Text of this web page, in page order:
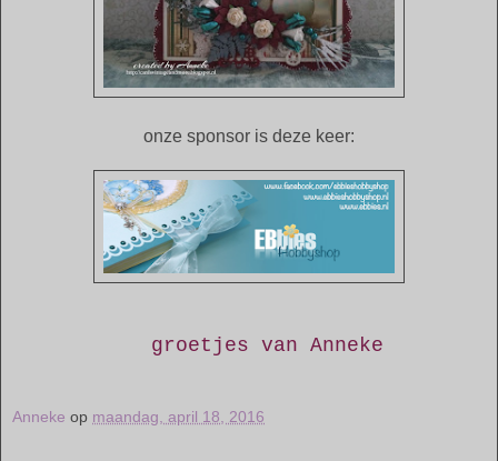
onze sponsor is deze keer:
groetjes van Anneke
Anneke op maandag, april 18, 2016